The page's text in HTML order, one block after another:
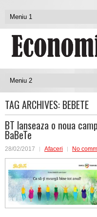
TAG ARCHIVES: BEBETE
BT lanseaza o noua
BaBeTe
28/02/2017 Afaceri No